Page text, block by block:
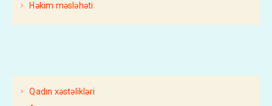
Həkim məsləhəti
Qadın xəstəlikləri